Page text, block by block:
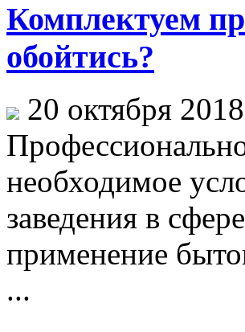
Комплектуем
обойтись?
20 октября 2018
необходимое
заведения в
применение
...